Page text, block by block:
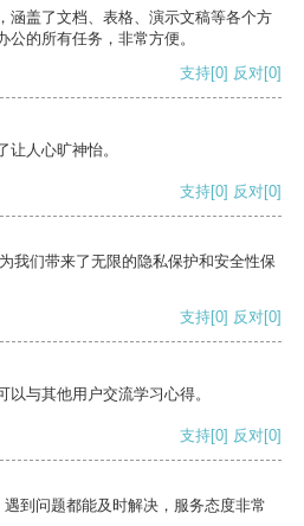
涵盖了文档、表格、演示文稿等各个方
的所有任务，非常方便。
支持[0] 反对[0]
人心旷神怡。
支持[0] 反对[0]
我们带来了无限的隐私保护和安全性保
支持[0] 反对[0]
与其他用户交流学习心得。
支持[0] 反对[0]
到问题都能及时解决，服务态度非常